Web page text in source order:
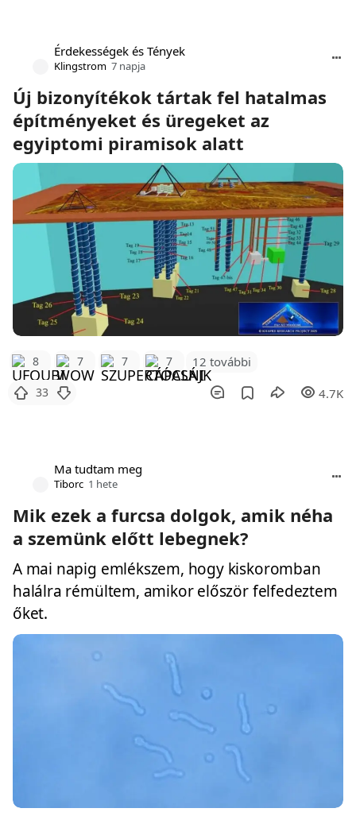
Érdekességek és Tények
Klingstrom 7 napja
Új bizonyítékok tártak fel hatalmas
építményeket és üregeket az
egyiptomi piramisok alatt
8 7 7 7 12 további
33 4.7K
Ma tudtam meg
Tiborc 1 hete
Mik ezek a furcsa dolgok, amik néha
a szemünk előtt lebegnek?
A mai napig emlékszem, hogy kiskoromban
halálra rémültem, amikor először felfedeztem
őket.